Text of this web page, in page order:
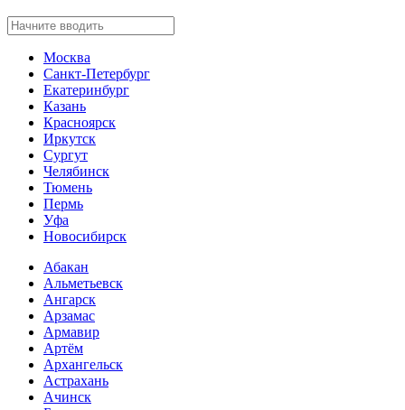
Москва
Санкт-Петербург
Екатеринбург
Казань
Красноярск
Иркутск
Сургут
Челябинск
Тюмень
Пермь
Уфа
Новосибирск
Абакан
Альметьевск
Ангарск
Арзамас
Армавир
Артём
Архангельск
Астрахань
Ачинск